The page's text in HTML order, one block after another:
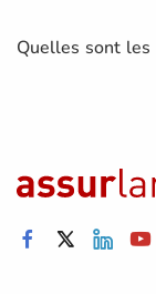
Quelles sont les